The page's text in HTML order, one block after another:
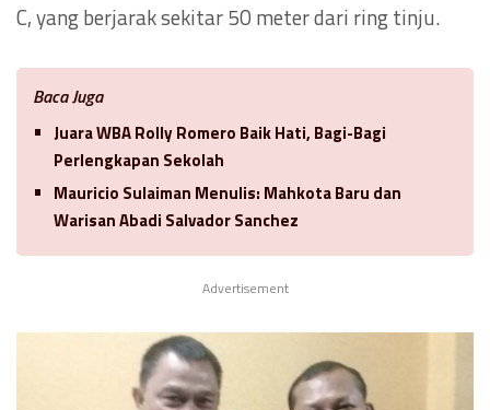
C, yang berjarak sekitar 50 meter dari ring tinju.
Baca Juga
Juara WBA Rolly Romero Baik Hati, Bagi-Bagi
Perlengkapan Sekolah
Mauricio Sulaiman Menulis: Mahkota Baru dan
Warisan Abadi Salvador Sanchez
Advertisement